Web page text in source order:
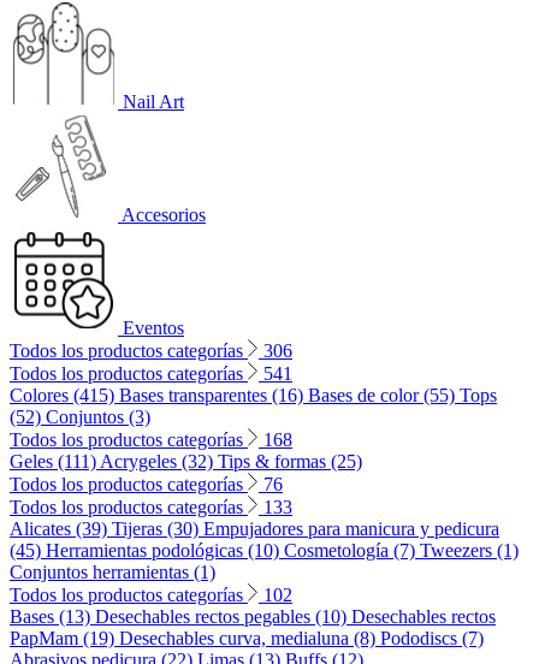
Nail Art
Accesorios
Eventos
Todos los productos categorías
306
Todos los productos categorías
541
Colores (415) Bases transparentes (16) Bases de color (55) Tops
(52) Conjuntos (3)
Todos los productos categorías
168
Geles (111) Acrygeles (32) Tips & formas (25)
Todos los productos categorías
76
Todos los productos categorías
133
Alicates (39) Tijeras (30) Empujadores para manicura y pedicura
(45) Herramientas podológicas (10) Cosmetología (7) Tweezers (1)
Conjuntos herramientas (1)
Todos los productos categorías
102
Bases (13) Desechables rectos pegables (10) Desechables rectos
PapMam (19) Desechables curva, medialuna (8) Pododiscs (7)
Abrasivos pedicura (22) Limas (13) Buffs (12)